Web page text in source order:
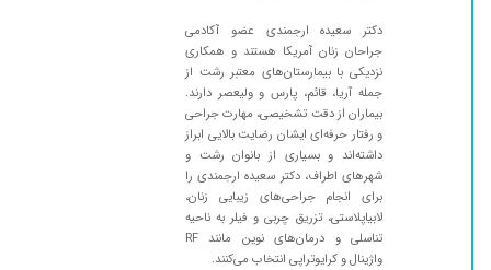
دکتر سعیده ارجمندی عضو آکادمی
جراحان زنان آمریکا هستند و همکاری
نزدیکی با بیمارستان‌های معتبر رشت از
جمله آریا، قائم، پارس و ولیعصر دارند.
بیماران از دقت تشخیصی، مهارت جراحی
و رفتار حرفه‌ای ایشان رضایت بالایی ابراز
داشته‌اند و بسیاری از بانوان رشت و
شهرهای اطراف، دکتر سعیده ارجمندی را
برای انجام جراحی‌های زیبایی زنان،
لابیاپلاستی، تزریق چربی و فیلر به ناحیه
تناسلی و درمان‌های نوین مانند RF
واژینال و کرایوتراپی انتخاب می‌کنند.